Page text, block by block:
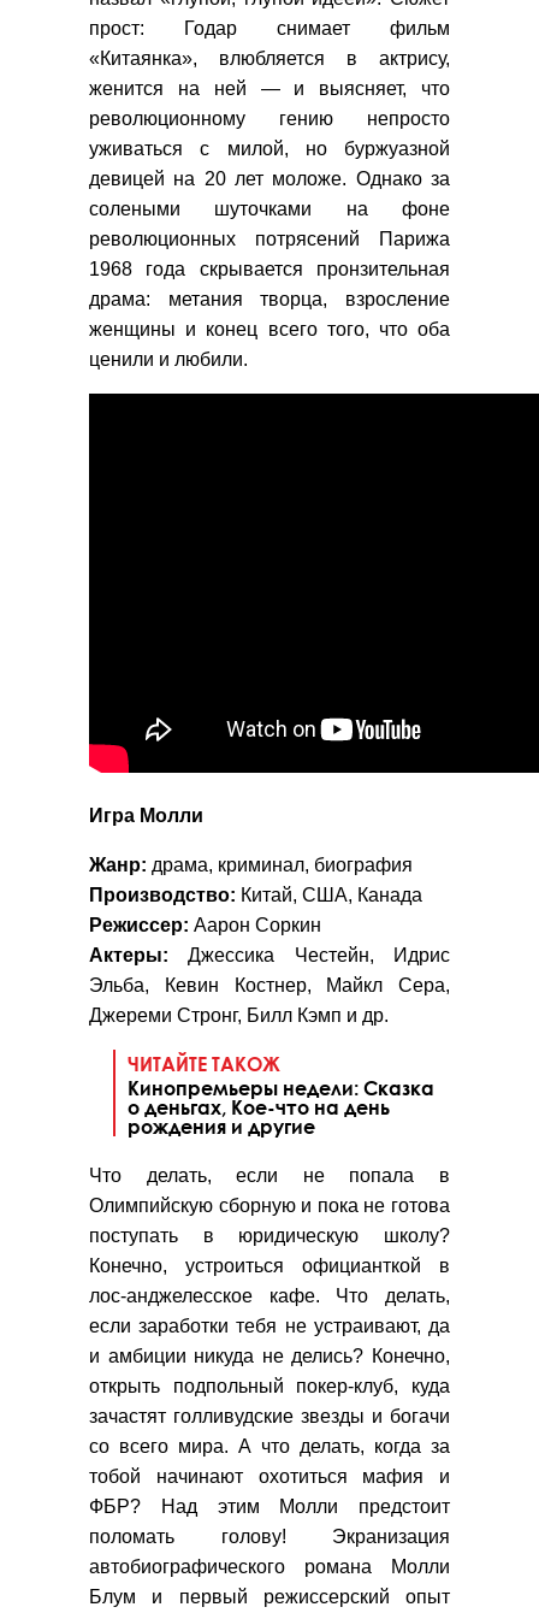
прост: Годар снимает фильм
«Китаянка», влюбляется в актрису,
женится на ней — и выясняет, что
революционному гению непросто
уживаться с милой, но буржуазной
девицей на 20 лет моложе. Однако за
солеными шуточками на фоне
революционных потрясений Парижа
1968 года скрывается пронзительная
драма: метания творца, взросление
женщины и конец всего того, что оба
ценили и любили.
Игра Молли
Жанр: драма, криминал, биография
Производство: Китай, США, Канада
Режиссер: Аарон Соркин
Актеры: Джессика Честейн, Идрис
Эльба, Кевин Костнер, Майкл Сера,
Джереми Стронг, Билл Кэмп и др.
ЧИТАЙТЕ ТАКОЖ
Кинопремьеры недели: Сказка
о деньгах, Кое-что на день
рождения и другие
Что делать, если не попала в
Олимпийскую сборную и пока не готова
поступать в юридическую школу?
Конечно, устроиться официанткой в
лос-анджелесское кафе. Что делать,
если заработки тебя не устраивают, да
и амбиции никуда не делись? Конечно,
открыть подпольный покер-клуб, куда
зачастят голливудские звезды и богачи
со всего мира. А что делать, когда за
тобой начинают охотиться мафия и
ФБР? Над этим Молли предстоит
поломать голову! Экранизация
автобиографического романа Молли
Блум и первый режиссерский опыт